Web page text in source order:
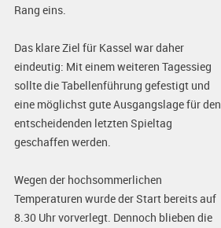
Rang eins.
Das klare Ziel für Kassel war daher
eindeutig: Mit einem weiteren Tagessieg
sollte die Tabellenführung gefestigt und
eine möglichst gute Ausgangslage für den
entscheidenden letzten Spieltag
geschaffen werden.
Wegen der hochsommerlichen
Temperaturen wurde der Start bereits auf
8.30 Uhr vorverlegt. Dennoch blieben die